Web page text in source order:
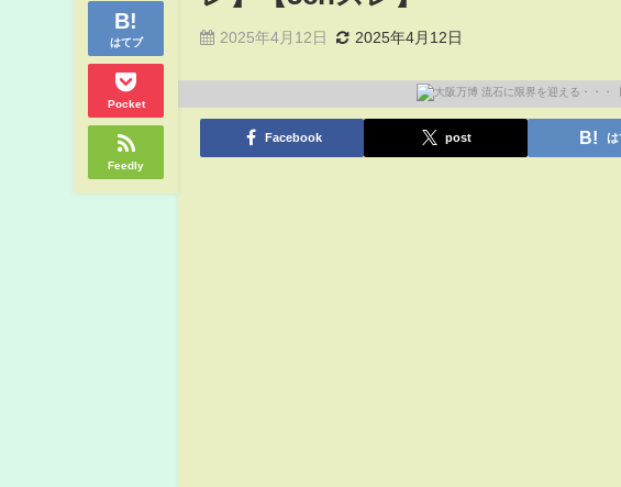
はてブ
Pocket
Feedly
2025年4月12日 2025年4月12日
Facebook post は